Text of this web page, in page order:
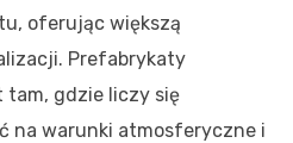
oferując większą
Prefabrykaty
tam, gdzie liczy się
na warunki atmosferyczne i